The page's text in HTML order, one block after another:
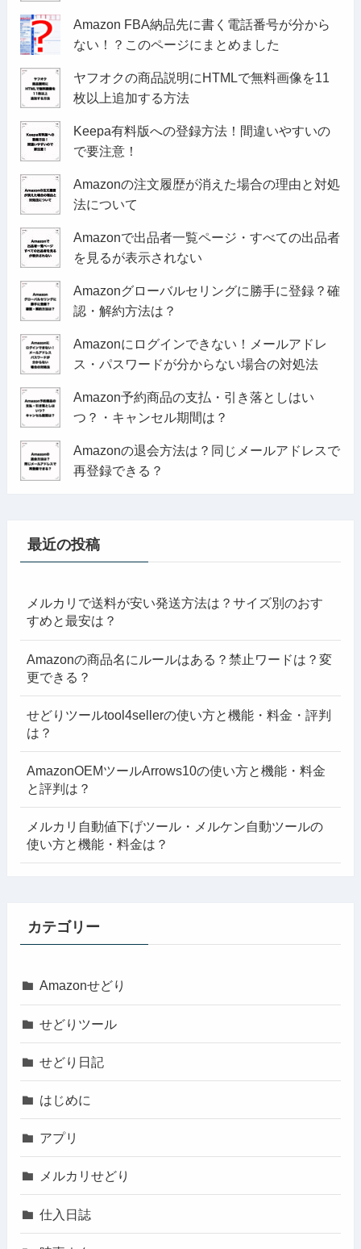
Amazon FBA納品先に書く電話番号が分から
ない！？このページにまとめました
ヤフオクの商品説明にHTMLで無料画像を11
枚以上追加する方法
Keepa有料版への登録方法！間違いやすいの
で要注意！
Amazonの注文履歴が消えた場合の理由と対処
法について
Amazonで出品者一覧ページ・すべての出品者
を見るが表示されない
Amazonグローバルセリングに勝手に登録？確
認・解約方法は？
Amazonにログインできない！メールアドレ
ス・パスワードが分からない場合の対処法
Amazon予約商品の支払・引き落としはい
つ？・キャンセル期間は？
Amazonの退会方法は？同じメールアドレスで
再登録できる？
最近の投稿
メルカリで送料が安い発送方法は？サイズ別のおす
すめと最安は？
Amazonの商品名にルールはある？禁止ワードは？変
更できる？
せどりツールtool4sellerの使い方と機能・料金・評判
は？
AmazonOEMツールArrows10の使い方と機能・料金
と評判は？
メルカリ自動値下げツール・メルケン自動ツールの
使い方と機能・料金は？
カテゴリー
Amazonせどり
せどりツール
せどり日記
はじめに
アプリ
メルカリせどり
仕入日誌